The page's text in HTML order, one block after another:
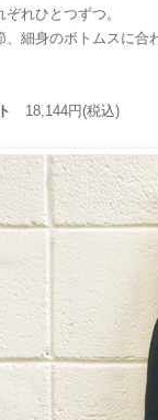
れひとつずつ。
細身のボトムスに合
18,144円(税込)